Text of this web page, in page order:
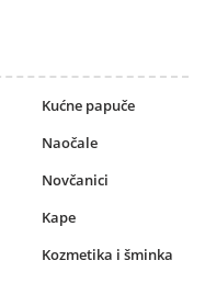
Kućne papuče
Naočale
Novčanici
Kape
Kozmetika i šminka